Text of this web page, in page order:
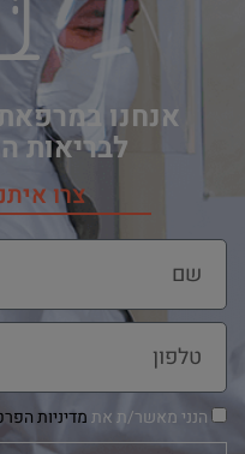
אנחנו במרפאת
לבריאות
צרו
הנני מאשר/ת אתמדיניות